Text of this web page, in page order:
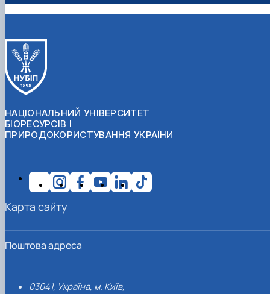
НАЦІОНАЛЬНИЙ УНІВЕРСИТЕТ
БІОРЕСУРСІВ І
ПРИРОДОКОРИСТУВАННЯ УКРАЇНИ
Поштова адреса
03041, Україна, м. Київ,
Карта сайту